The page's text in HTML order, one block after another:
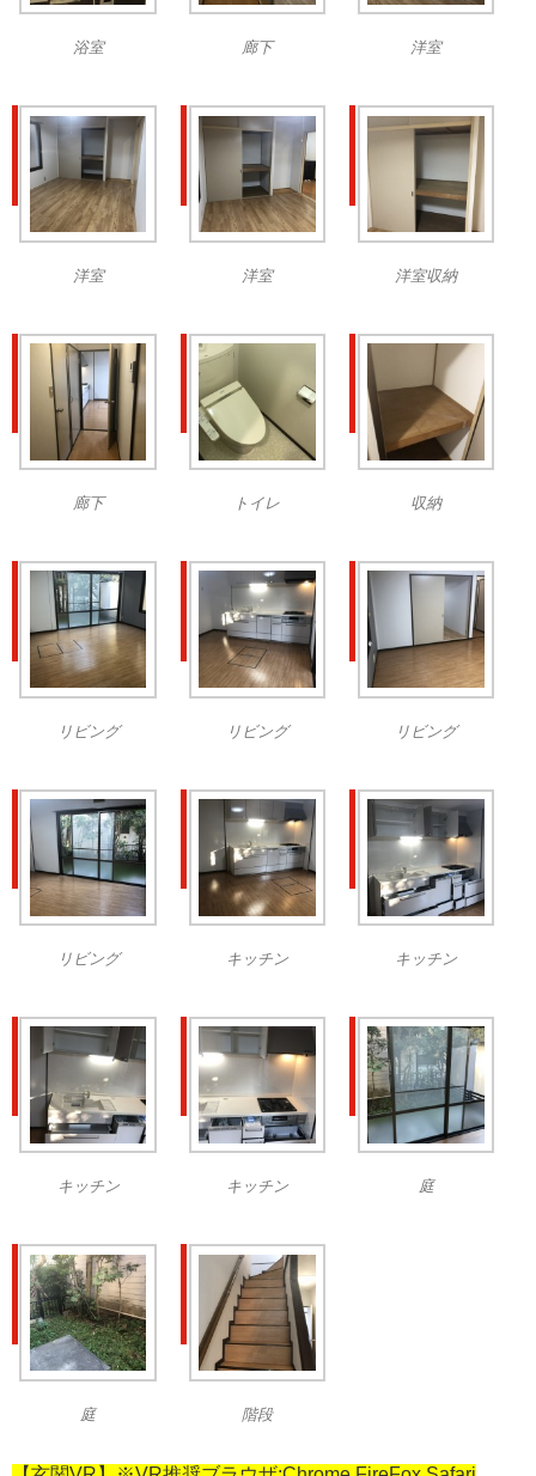
浴室 廊下 洋室
洋室 洋室 洋室収納
廊下 トイレ 収納
リビング リビング リビング
リビング キッチン キッチン
キッチン キッチン 庭
庭 階段